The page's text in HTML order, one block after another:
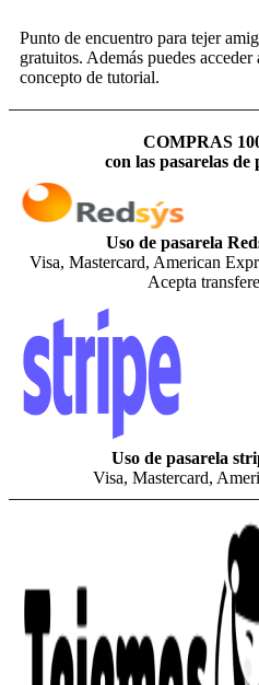
Punto de encuentro para tejer
gratuitos. Además puedes
concepto de tutorial.
COMPRAS
con las pasarelas de
Uso de pasarela
Visa, Mastercard, American
Acepta
Uso de pasarela
Visa, Mastercard,